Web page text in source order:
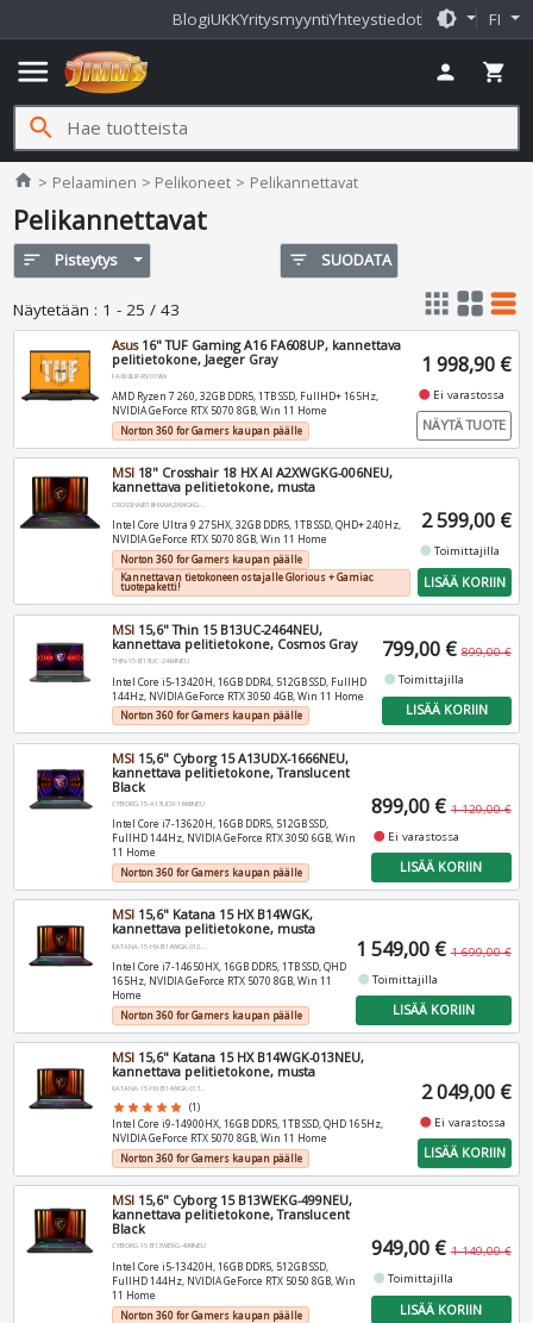
BlogiUKKYritysmyyntiYhteystiedot brightness_medium FI
menu person shopping_cart
search
home Jimms.fi
Pelaaminen Pelikoneet Pelikannettavat
Pelikannettavat
sort Pisteytys filter_list SUODATA
Näytetään : 1 - 25 / 43 apps grid_view table_rows
Asus16" TUF Gaming A16 FA608UP, kannettava
pelitietokone, Jaeger Gray
FA608UP-RV019W
AMD Ryzen 7 260, 32GB DDR5, 1TB SSD, FullHD+ 165Hz,
NVIDIA GeForce RTX 5070 8GB, Win 11 Home
Norton 360 for Gamers kaupan päälle
1 998,90 €
fiber_manual_record Ei varastossa
NÄYTÄ TUOTE
MSI 18" Crosshair 18 HX AI A2XWGKG-006NEU,
kannettava pelitietokone, musta
Intel Core Ultra 9 275HX, 32GB DDR5, 1TB SSD, QHD+ 240Hz,
NVIDIA GeForce RTX 5070 8GB, Win 11 Home
Norton 360 for Gamers kaupan päälle
Kannettavan tietokoneen ostajalle Glorious + Gamiac
tuotepaketti!
2 599,00 €
fiber_manual_recordToimittajilla
LISÄÄ KORIIN
MSI 15,6" Thin 15 B13UC-2464NEU,
kannettava pelitietokone, Cosmos Gray
THIN-15-B13UC-2464NEU
Intel Core i5-13420H, 16GB DDR4, 512GB SSD, FullHD
144Hz, NVIDIA GeForce RTX 3050 4GB, Win 11 Home
Norton 360 for Gamers kaupan päälle
799,00 € 899,00 €
fiber_manual_record Toimittajilla
LISÄÄ KORIIN
MSI 15,6" Cyborg 15 A13UDX-1666NEU,
kannettava pelitietokone, Translucent
Black
CYBORG-15-A13UDX-1666NEU
Intel Core i7-13620H, 16GB DDR5, 512GB SSD,
FullHD 144Hz, NVIDIA GeForce RTX 3050 6GB, Win
11 Home
Norton 360 for Gamers kaupan päälle
899,00 € 1 129,00 €
fiber_manual_record Ei varastossa
LISÄÄ KORIIN
MSI 15,6" Katana 15 HX B14WGK,
kannettava pelitietokone, musta
KATANA-15-HX-B14WGK-012NEU
Intel Core i7-14650HX, 16GB DDR5, 1TB SSD, QHD
165Hz, NVIDIA GeForce RTX 5070 8GB, Win 11
Home
Norton 360 for Gamers kaupan päälle
1 549,00 € 1 699,00 €
fiber_manual_record Toimittajilla
LISÄÄ KORIIN
MSI 15,6" Katana 15 HX B14WGK-013NEU,
kannettava pelitietokone, musta
KATANA-15-HX-B14WGK-013NEU
star star star star star (1)
Intel Core i9-14900HX, 16GB DDR5, 1TB SSD, QHD 165Hz,
NVIDIA GeForce RTX 5070 8GB, Win 11 Home
Norton 360 for Gamers kaupan päälle
2 049,00 €
fiber_manual_record Ei varastossa
LISÄÄ KORIIN
MSI 15,6" Cyborg 15 B13WEKG-499NEU,
kannettava pelitietokone, Translucent
Black
CYBORG-15-B13WEKG-499NEU
Intel Core i5-13420H, 16GB DDR5, 512GB SSD,
FullHD 144Hz, NVIDIA GeForce RTX 5050 8GB, Win
11 Home
Norton 360 for Gamers kaupan päälle
949,00 € 1 149,00 €
fiber_manual_record Toimittajilla
LISÄÄ KORIIN